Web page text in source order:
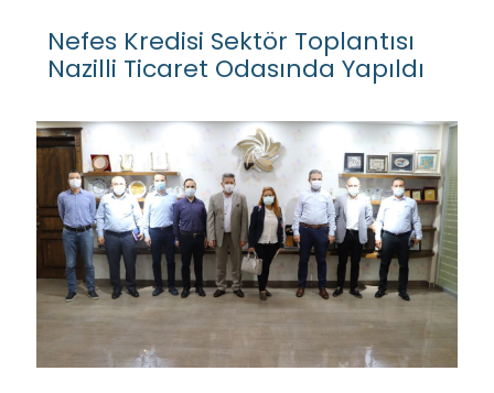
Nefes Kredisi Sektör Toplantısı
Nazilli Ticaret Odasında Yapıldı